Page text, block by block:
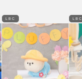
LBC LBC